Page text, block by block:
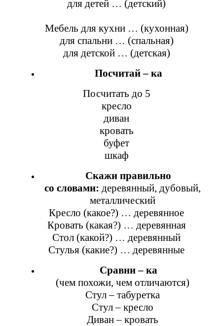
для детей … (детский)
Мебель для кухни … (кухонная)
для спальни … (спальная)
для детской … (детская)
Посчитай – ка
Посчитать до 5
кресло
диван
кровать
буфет
шкаф
Скажи правильно
со словами: деревянный, дубовый,
металлический
Кресло (какое?) … деревянное
Кровать (какая?) … деревянная
Стол (какой?) … деревянный
Стулья (какие?) … деревянные
Сравни – ка
(чем похожи, чем отличаются)
Стул – табуретка
Стул – кресло
Диван – кровать